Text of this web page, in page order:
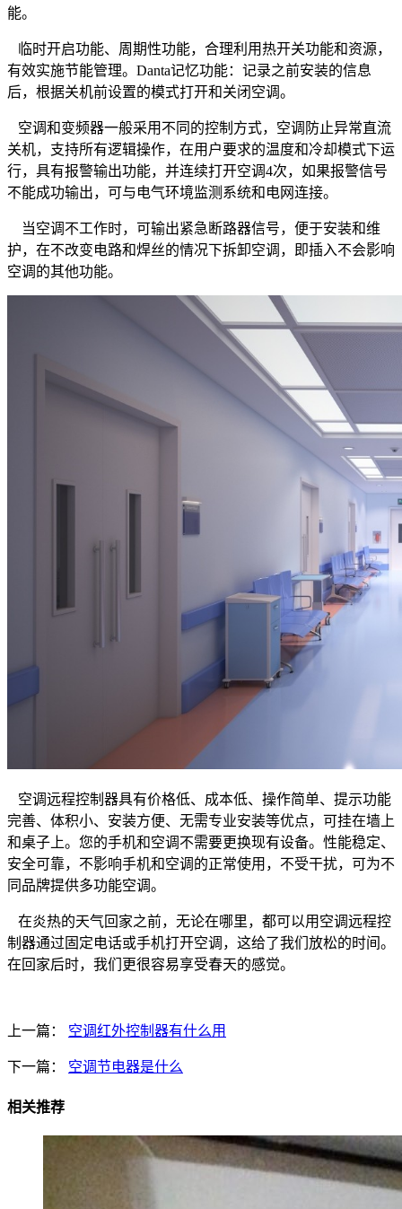
能。
临时开启功能、周期性功能，合理利用热开关功能和资源，
有效实施节能管理。Danta记忆功能：记录之前安装的信息
后，根据关机前设置的模式打开和关闭空调。
空调和变频器一般采用不同的控制方式，空调防止异常直流
关机，支持所有逻辑操作，在用户要求的温度和冷却模式下运
行，具有报警输出功能，并连续打开空调4次，如果报警信号
不能成功输出，可与电气环境监测系统和电网连接。
当空调不工作时，可输出紧急断路器信号，便于安装和维
护，在不改变电路和焊丝的情况下拆卸空调，即插入不会影响
空调的其他功能。
空调远程控制器具有价格低、成本低、操作简单、提示功能
完善、体积小、安装方便、无需专业安装等优点，可挂在墙上
和桌子上。您的手机和空调不需要更换现有设备。性能稳定、
安全可靠，不影响手机和空调的正常使用，不受干扰，可为不
同品牌提供多功能空调。
在炎热的天气回家之前，无论在哪里，都可以用空调远程控
制器通过固定电话或手机打开空调，这给了我们放松的时间。
在回家后时，我们更很容易享受春天的感觉。
上一篇： 空调红外控制器有什么用
下一篇： 空调节电器是什么
相关推荐